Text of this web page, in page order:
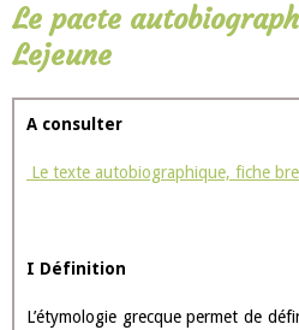
Le pacte
Lejeune
A consulter
Le texte autobiographique, fiche
I Définition
L’étymologie grecque permet de